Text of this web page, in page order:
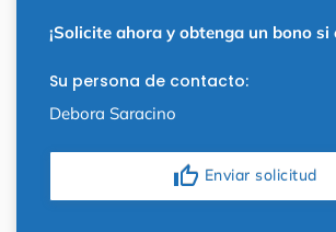
¡Solicite ahora y obtenga un bono si
Su persona de contacto:
Debora Saracino
thumb_up Enviar solicitud